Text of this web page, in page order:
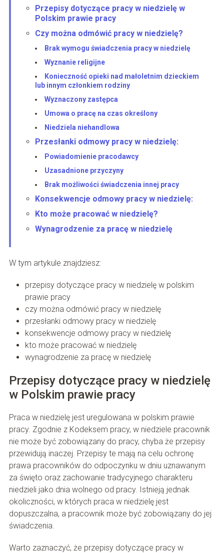
Przepisy dotyczące pracy w niedzielę w
Polskim prawie pracy
Czy można odmówić pracy w niedzielę?
Brak wymogu świadczenia pracy w niedzielę
Wyznanie religijne
Konieczność opieki nad małoletnim dzieckiem
lub innym członkiem rodziny
Wyznaczony zastępca
Umowa o pracę na czas określony
Niedziela niehandlowa
Przesłanki odmowy pracy w niedzielę:
Powiadomienie pracodawcy
Uzasadnione przyczyny
Brak możliwości świadczenia innej pracy
Konsekwencje odmowy pracy w niedzielę:
Kto może pracować w niedzielę?
Wynagrodzenie za pracę w niedzielę
W tym artykule znajdziesz:
przepisy dotyczące pracy w niedzielę w polskim
prawie pracy
czy można odmówić pracy w niedzielę
przesłanki odmowy pracy w niedzielę
konsekwencje odmowy pracy w niedzielę
kto może pracować w niedzielę
wynagrodzenie za pracę w niedzielę
Przepisy dotyczące pracy w niedzielę
w Polskim prawie pracy
Praca w niedzielę jest uregulowana w polskim prawie
pracy. Zgodnie z Kodeksem pracy, w niedziele pracownik
nie może być zobowiązany do pracy, chyba że przepisy
przewidują inaczej. Przepisy te mają na celu ochronę
prawa pracowników do odpoczynku w dniu uznawanym
za święto oraz zachowanie tradycyjnego charakteru
niedzieli jako dnia wolnego od pracy. Istnieją jednak
okoliczności, w których praca w niedzielę jest
dopuszczalna, a pracownik może być zobowiązany do jej
świadczenia.
Warto zaznaczyć, że przepisy dotyczące pracy w